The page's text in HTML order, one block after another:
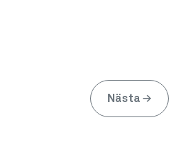
Nästa →